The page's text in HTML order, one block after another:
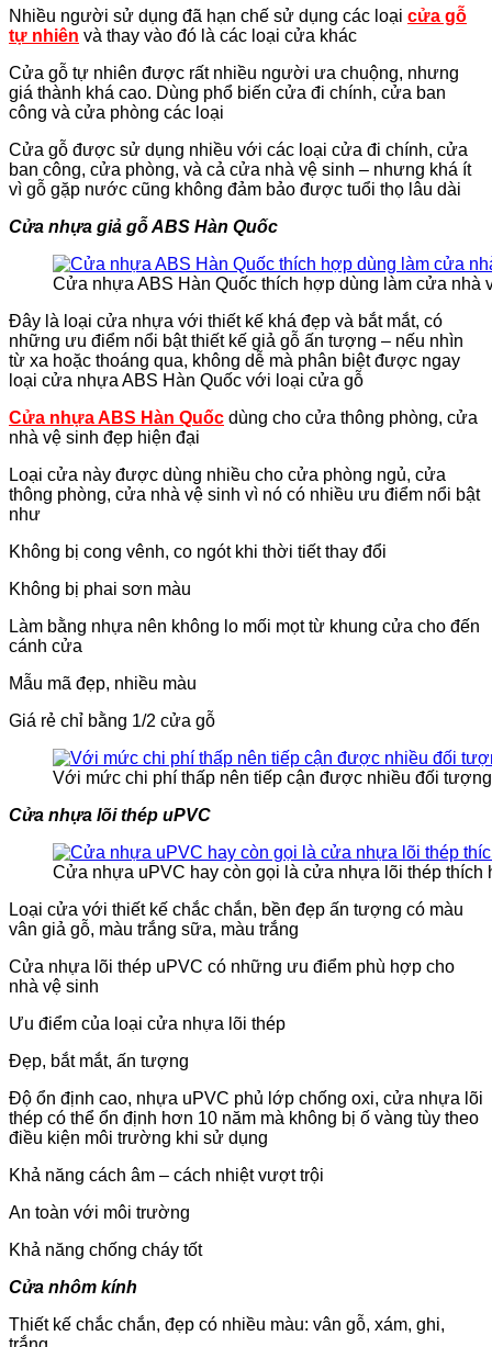
Nhiều người sử dụng đã hạn chế sử dụng các loại cửa gỗ
tự nhiên và thay vào đó là các loại cửa khác
Cửa gỗ tự nhiên được rất nhiều người ưa chuộng, nhưng
giá thành khá cao. Dùng phổ biến cửa đi chính, cửa ban
công và cửa phòng các loại
Cửa gỗ được sử dụng nhiều với các loại cửa đi chính, cửa
ban công, cửa phòng, và cả cửa nhà vệ sinh – nhưng khá ít
vì gỗ gặp nước cũng không đảm bảo được tuổi thọ lâu dài
Cửa nhựa giả gỗ ABS Hàn Quốc
Cửa nhựa ABS Hàn Quốc thích hợp dùng làm cửa nhà
Đây là loại cửa nhựa với thiết kế khá đẹp và bắt mắt, có
những ưu điểm nổi bật thiết kế giả gỗ ấn tượng – nếu nhìn
từ xa hoặc thoáng qua, không dễ mà phân biệt được ngay
loại cửa nhựa ABS Hàn Quốc với loại cửa gỗ
Cửa nhựa ABS Hàn Quốc dùng cho cửa thông phòng, cửa
nhà vệ sinh đẹp hiện đại
Loại cửa này được dùng nhiều cho cửa phòng ngủ, cửa
thông phòng, cửa nhà vệ sinh vì nó có nhiều ưu điểm nổi bật
như
Không bị cong vênh, co ngót khi thời tiết thay đổi
Không bị phai sơn màu
Làm bằng nhựa nên không lo mối mọt từ khung cửa cho đến
cánh cửa
Mẫu mã đẹp, nhiều màu
Giá rẻ chỉ bằng 1/2 cửa gỗ
Với mức chi phí thấp nên tiếp cận được nhiều đối
Cửa nhựa lõi thép uPVC
Cửa nhựa uPVC hay còn gọi là cửa nhựa lõi thép thích
Loại cửa với thiết kế chắc chắn, bền đẹp ấn tượng có màu
vân giả gỗ, màu trắng sữa, màu trắng
Cửa nhựa lõi thép uPVC có những ưu điểm phù hợp cho
nhà vệ sinh
Ưu điểm của loại cửa nhựa lõi thép
Đẹp, bắt mắt, ấn tượng
Độ ổn định cao, nhựa uPVC phủ lớp chống oxi, cửa nhựa lõi
thép có thể ổn định hơn 10 năm mà không bị ố vàng tùy theo
điều kiện môi trường khi sử dụng
Khả năng cách âm – cách nhiệt vượt trội
An toàn với môi trường
Khả năng chống cháy tốt
Cửa nhôm kính
Thiết kế chắc chắn, đẹp có nhiều màu: vân gỗ, xám, ghi,